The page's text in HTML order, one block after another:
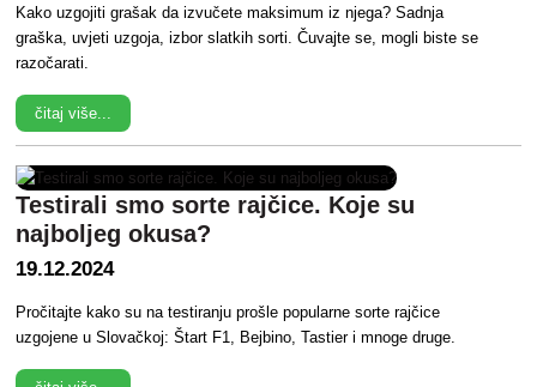
Kako uzgojiti grašak da izvučete maksimum iz njega? Sadnja
graška, uvjeti uzgoja, izbor slatkih sorti. Čuvajte se, mogli biste se
razočarati.
čitaj više...
Testirali smo sorte rajčice. Koje su
najboljeg okusa?
19.12.2024
Pročitajte kako su na testiranju prošle popularne sorte rajčice
uzgojene u Slovačkoj: Štart F1, Bejbino, Tastier i mnoge druge.